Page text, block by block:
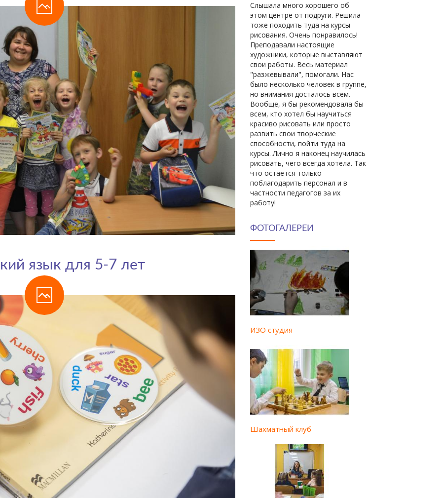
язык для 5-7 лет
Слышала много хорошего об
этом центре от подруги. Решила
тоже походить туда на курсы
рисования. Очень понравилось!
Преподавали настоящие
художники, которые выставляют
свои работы. Весь материал
"разжевывали", помогали. Нас
было несколько человек в группе,
но внимания досталось всем.
Вообще, я бы рекомендовала бы
всем, кто хотел бы научиться
красиво рисовать или просто
развить свои творческие
способности, пойти туда на
курсы. Лично я наконец научилась
рисовать, чего всегда хотела. Так
что остается только
поблагодарить персонал и в
частности педагогов за их
работу!
ФОТОГАЛЕРЕИ
ИЗО студия
Шахматный клуб